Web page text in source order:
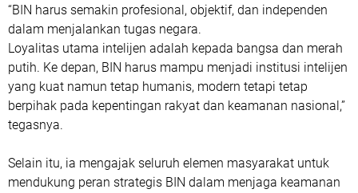
“BIN harus semakin profesional, objektif, dan independen
dalam menjalankan tugas negara.
Loyalitas utama intelijen adalah kepada bangsa dan merah
putih. Ke depan, BIN harus mampu menjadi institusi intelijen
yang kuat namun tetap humanis, modern tetapi tetap
berpihak pada kepentingan rakyat dan keamanan nasional,”
tegasnya.
Selain itu, ia mengajak seluruh elemen masyarakat untuk
mendukung peran strategis BIN dalam menjaga keamanan